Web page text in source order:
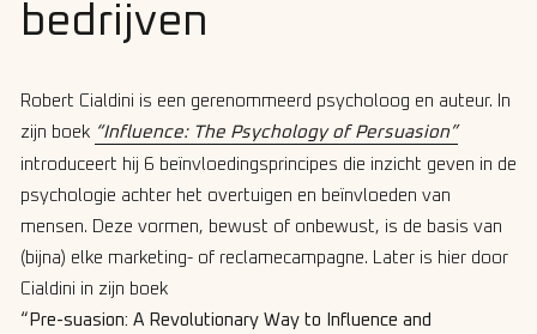
bedrijven
Robert Cialdini is een gerenommeerd psycholoog en auteur. In
zijn boek “Influence: The Psychology of Persuasion”
introduceert hij 6 beïnvloedingsprincipes die inzicht geven in de
psychologie achter het overtuigen en beïnvloeden van
mensen. Deze vormen, bewust of onbewust, is de basis van
(bijna) elke marketing- of reclamecampagne. Later is hier door
Cialdini in zijn boek
“Pre-suasion: A Revolutionary Way to Influence and